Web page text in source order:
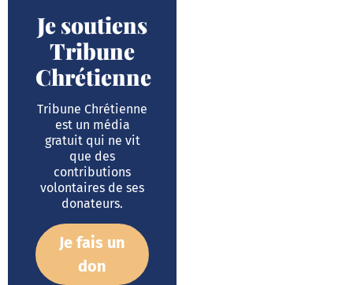
Je soutiens
Tribune
Chrétienne
Tribune Chrétienne
est un média
gratuit qui ne vit
que des
contributions
volontaires de ses
donateurs.
Je fais un
don